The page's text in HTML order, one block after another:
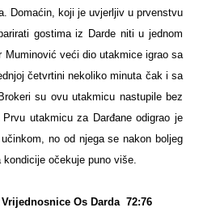
Domaćin, koji je uvjerljiv u prvenstvu
gostima iz Darde niti u jednom
Muminović veći dio utakmice igrao sa
četvrtini nekoliko minuta čak i sa
Brokeri su ovu utakmicu nastupile bez
utakmicu za Darđane odigrao je
no od njega se nakon boljeg
očekuje puno više.
Os Darda 72:76